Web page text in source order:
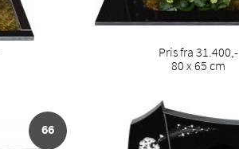
Pris fra 31.400,-
80 x 65 cm
66